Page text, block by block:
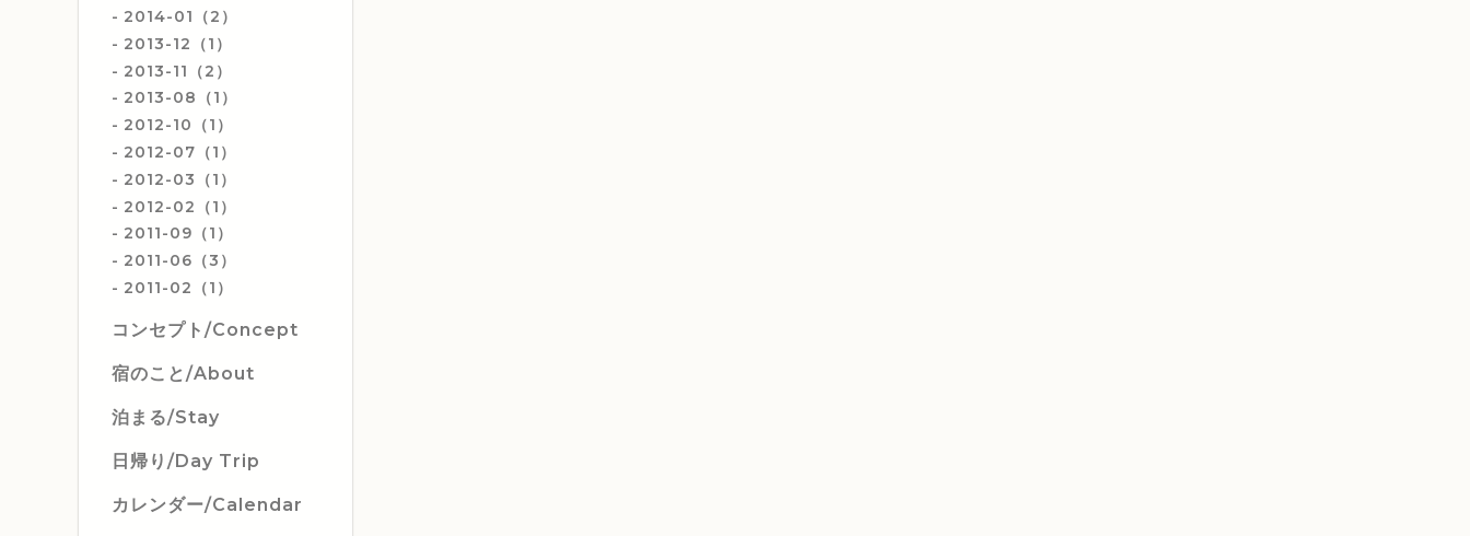
2014-01（2）
2013-12（1）
2013-11（2）
2013-08（1）
2012-10（1）
2012-07（1）
2012-03（1）
2012-02（1）
2011-09（1）
2011-06（3）
2011-02（1）
コンセプト/Concept
宿のこと/About
泊まる/Stay
日帰り/Day Trip
カレンダー/Calendar